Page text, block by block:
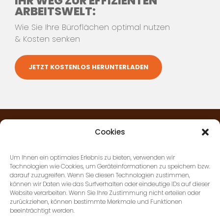
Cookies
Um Ihnen ein optimales Erlebnis zu bieten, verwenden wir
Technologien wie Cookies, um Geräteinformationen zu speichern bzw.
darauf zuzugreifen. Wenn Sie diesen Technologien zustimmen,
können wir Daten wie das Surfverhalten oder eindeutige IDs auf dieser
Website verarbeiten. Wenn Sie Ihre Zustimmung nicht erteilen oder
zurückziehen, können bestimmte Merkmale und Funktionen
beeinträchtigt werden.
Gottlieb-Daimler-Strasse 50,
71711 Murr
+49 (0) 7144 897278-0
KONTAKT
ARBEITSWELT:
Wie Sie Ihre Büroflächen optimal nutzen
& Kosten senken
JETZT KOSTENLOS HERUNTERLADEN